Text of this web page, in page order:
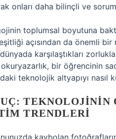
onları daha bilinçli ve
toplumsal boyutuna
açısından da önemli
karşılaştıkları
bir öğrencinin
teknolojik altyapıyı nasıl
TEKNOLOJININ
TRENDLERI
kaybolan